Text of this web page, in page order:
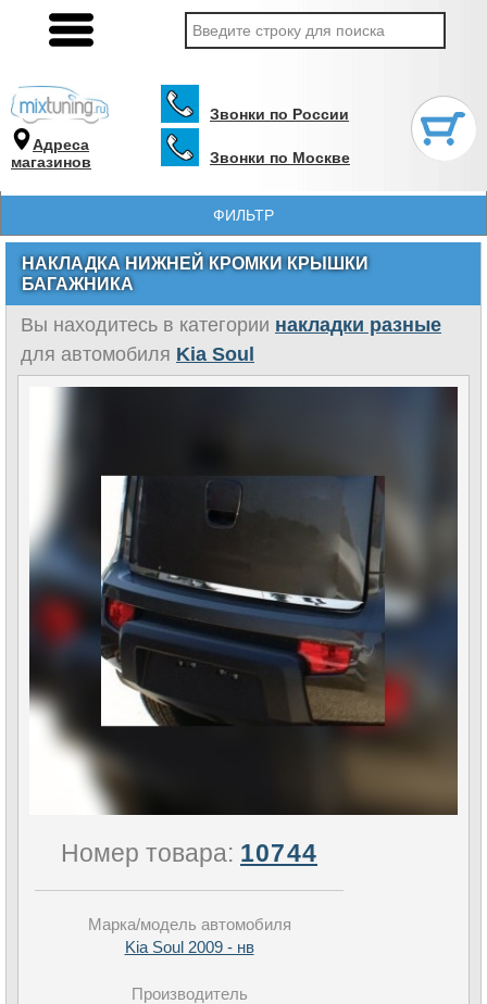
Адреса
магазинов
Звонки по России
Звонки по Москве
ФИЛЬТР
НАКЛАДКА НИЖНЕЙ КРОМКИ КРЫШКИ
БАГАЖНИКА
Вы находитесь в категории накладки разные
для автомобиля Kia Soul
Номер товара: 10744
Марка/модель автомобиля
Kia Soul 2009 - нв
Производитель